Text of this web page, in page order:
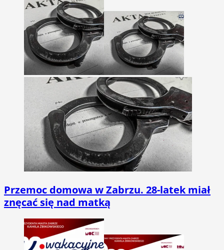
Przemoc domowa w Zabrzu. 28-latek miał
znęcać się nad matką